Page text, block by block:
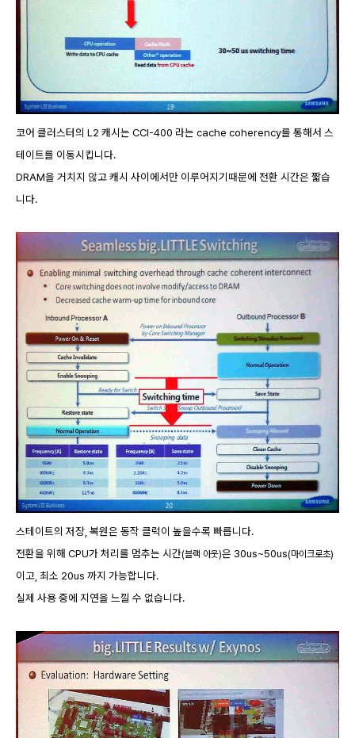
코어 클러스터의 L2 캐시는 CCI-400 라는 cache coherency를 통해서 스
테이트를 이동시킵니다.
DRAM을 거치지 않고 캐시 사이에서만 이루어지기때문에 전환 시간은 짧습
니다.
스테이트의 저장, 복원은 동작 클럭이 높을수록 빠릅니다.
전환을 위해 CPU가 처리를 멈추는 시간(블랙 아웃)은 30us~50us(마이크로초)
이고, 최소 20us 까지 가능합니다.
실제 사용 중에 지연을 느낄 수 없습니다.